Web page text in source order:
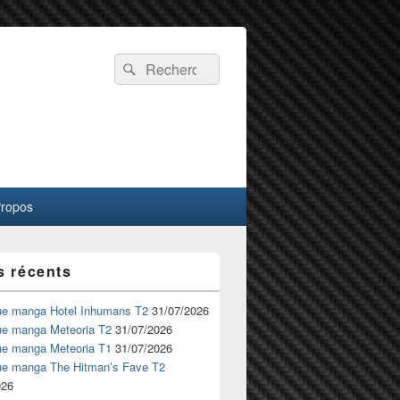
Recherche :
Rechercher
récents
manga Hotel Inhumans T2 31/07/2026
manga Meteoria T2 31/07/2026
manga Meteoria T1 31/07/2026
manga The Hitman’s Fave T2